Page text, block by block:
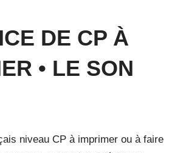
DE CP À
• LE SON
niveau CP à imprimer ou à faire